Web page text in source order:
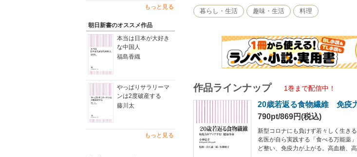
もっと見る
朝日新書のオススメ作品
本当は日本が大好き
な中国人
福島香織
やっぱりサラリーマ
ンは2度破産する
藤川太
もっと見る
暮らし・生活 趣味・生活 料理
作品ラインナップ 1巻まで配信中！
20歳若返る食物繊維 免疫
790pt/869円(税込)
新型コロナにも負けず若々しく生き
名医が自ら実践する「食べる万能薬
ど整い、免疫力が上がる。高血糖、